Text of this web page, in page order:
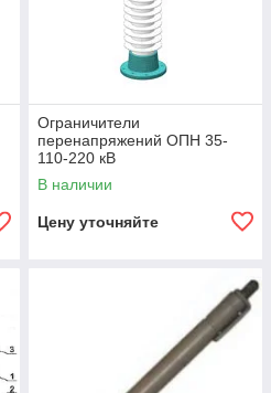
Ограничители
перенапряжений ОПН 35-
110-220 кВ
В наличии
Цену уточняйте